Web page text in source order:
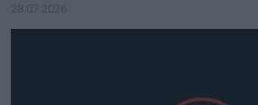
28.07.2026